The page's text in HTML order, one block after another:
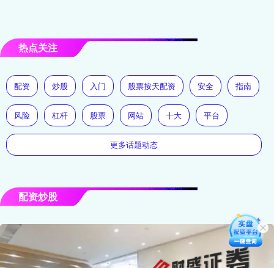
热点关注
配资 炒股 入门 股票按天配资 安全 指南
风险 杠杆 股票 网站 十大 平台
更多话题动态
配资炒股